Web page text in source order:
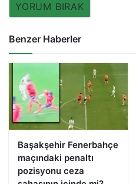
YORUM BIRAK
Benzer Haberler
Başakşehir Fenerbahçe
maçındaki penaltı
pozisyonu ceza